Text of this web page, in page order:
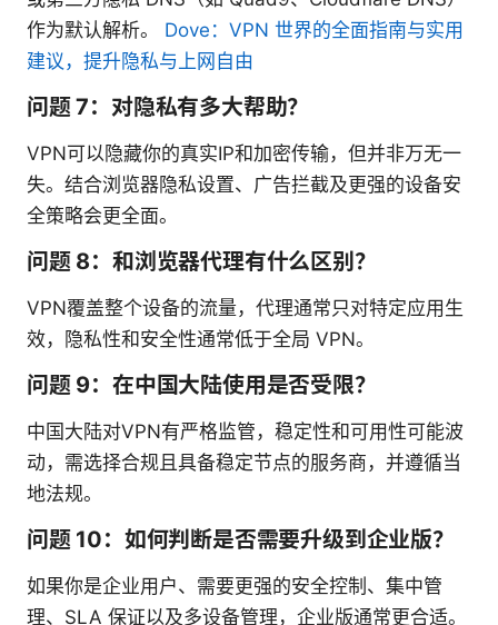
作为默认解析。 Dove：VPN 世界的全面指南与实用
建议，提升隐私与上网自由
问题 7：对隐私有多大帮助？
VPN可以隐藏你的真实IP和加密传输，但并非万无一
失。结合浏览器隐私设置、广告拦截及更强的设备安
全策略会更全面。
问题 8：和浏览器代理有什么区别？
VPN覆盖整个设备的流量，代理通常只对特定应用生
效，隐私性和安全性通常低于全局 VPN。
问题 9：在中国大陆使用是否受限？
中国大陆对VPN有严格监管，稳定性和可用性可能波
动，需选择合规且具备稳定节点的服务商，并遵循当
地法规。
问题 10：如何判断是否需要升级到企业版？
如果你是企业用户、需要更强的安全控制、集中管
理、SLA 保证以及多设备管理，企业版通常更合适。